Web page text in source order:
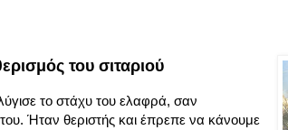
του σιταριού
το στάχυ του ελαφρά, σαν
Ήταν θεριστής και έπρεπε να κάνουμε